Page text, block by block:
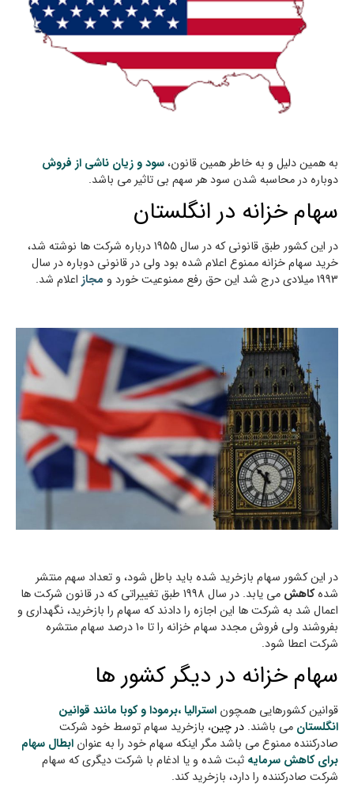
به همین دلیل و به خاطر همین قانون،سود و زیان ناشی از فروش
دوباره در محاسبه شدن سود هر سهم بی تاثیر می باشد.
سهام خزانه در انگلستان
در این کشور طبق قانونی که در سال 1955 درباره شرکت ها نوشته شد،
خرید سهام خزانه ممنوع اعلام شده بود ولی در قانونی دوباره در سال
1993 میلادی درج شد این حق رفع ممنوعیت خورد و
مجاز اعلام شد.
در این کشور سهام بازخرید شده باید باطل شود، و تعداد سهم منتشر
شدهکاهش
می یابد. در سال 1998 طبق تغییراتی که در قانون شرکت ها
اعمال شد به شرکت ها این اجازه را دادند که سهام را بازخرید، نگهداری و
بفروشند ولی فروش مجدد سهام خزانه را تا 10 درصد سهام منتشره
شرکت اعطا شود.
سهام خزانه در دیگر کشور ها
قوانین کشورهایی همچون استرالیا ،برمودا و کوبا مانند قوانین
انگلستان می باشند. در چین، بازخرید سهام توسط خود شرکت
صادرکننده ممنوع می باشد مگر اینکه سهام خود را به عنوان ابطال سهام
برای کاهش سرمایه ثبت شده و یا ادغام با شرکت دیگری که سهام
شرکت صادرکننده را دارد، بازخرید کند.